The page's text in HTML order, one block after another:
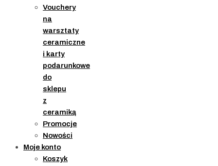
Vouchery
na
warsztaty
ceramiczne
i karty
podarunkowe
do
sklepu
z
ceramiką
Promocje
Nowości
Moje konto
Koszyk